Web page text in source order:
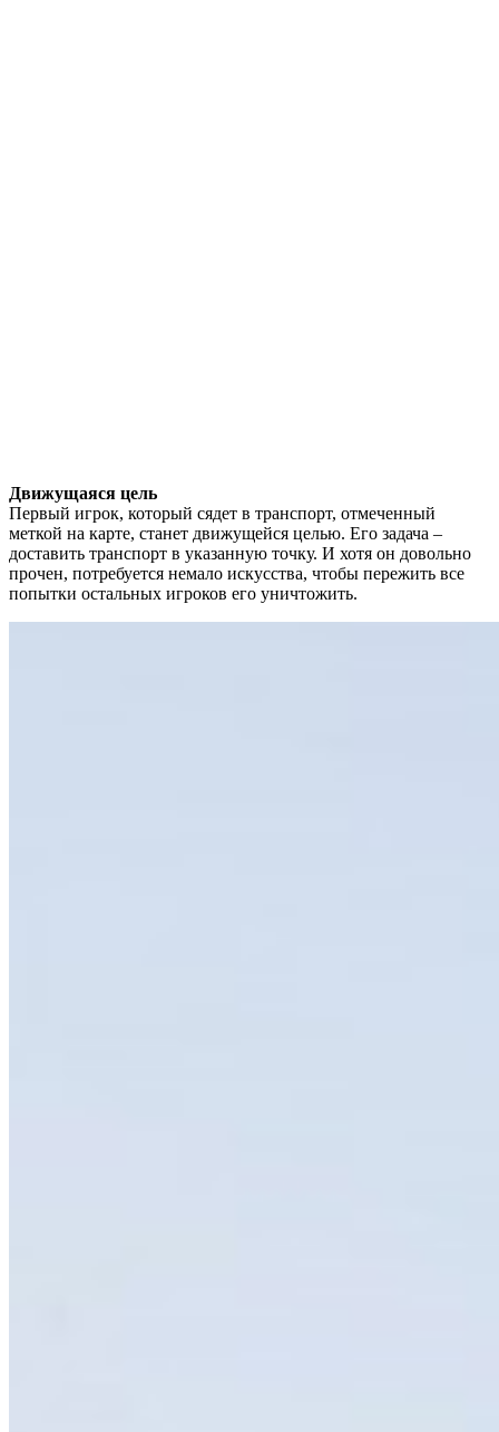
Движущаяся цель
Первый игрок, который сядет в транспорт, отмеченный
меткой на карте, станет движущейся целью. Его задача –
доставить транспорт в указанную точку. И хотя он довольно
прочен, потребуется немало искусства, чтобы пережить все
попытки остальных игроков его уничтожить.